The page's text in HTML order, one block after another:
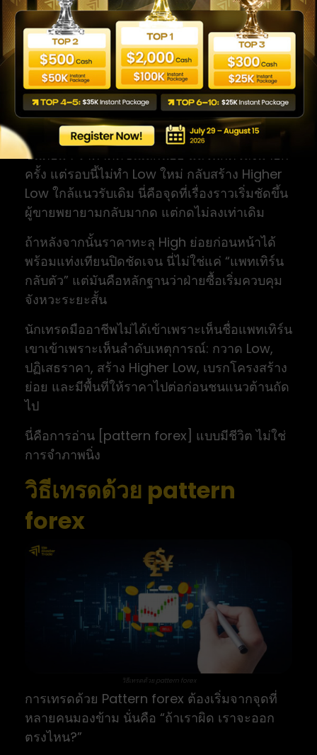
ผู้ขายที่ Sell ตามเบรกเริ่มไม่สบายใจ เพราะราคา
กลับเข้ากรอบเร็วเกินไป
เทรดเดอร์ควรตอบสนองอย่างไร?
ยังไม่จำเป็นต้อง Buy ทันที แต่ควรหยุดคิดเรื่อง
Sell ตามน้ำแบบไม่ดูบริบท และรอดูว่าโครงสร้าง
ย่อยเริ่มเปลี่ยนหรือไม่
ขั้นต่อมา ราคาดีดขึ้นเล็กน้อย แล้วพักตัวลงมาอีก
ครั้ง แต่รอบนี้ไม่ทำ Low ใหม่ กลับสร้าง Higher
Low ใกล้แนวรับเดิม นี่คือจุดที่เรื่องราวเริ่มชัดขึ้น
ผู้ขายพยายามกลับมากด แต่กดไม่ลงเท่าเดิม
ถ้าหลังจากนั้นราคาทะลุ High ย่อยก่อนหน้าได้
พร้อมแท่งเทียนปิดชัดเจน นี่ไม่ใช่แค่ “แพทเทิร์น
กลับตัว” แต่มันคือหลักฐานว่าฝ่ายซื้อเริ่มควบคุม
จังหวะระยะสั้น
นักเทรดมืออาชีพไม่ได้เข้าเพราะเห็นชื่อแพทเทิร์น
เขาเข้าเพราะเห็นลำดับเหตุการณ์: กวาด Low,
ปฏิเสธราคา, สร้าง Higher Low, เบรกโครงสร้าง
ย่อย และมีพื้นที่ให้ราคาไปต่อก่อนชนแนวต้านถัด
ไป
นี่คือการอ่าน [pattern forex] แบบมีชีวิต ไม่ใช่
การจำภาพนิ่ง
วิธีเทรดด้วย pattern
forex
วิธีเทรดด้วย pattern forex
การเทรดด้วย Pattern forex ต้องเริ่มจากจุดที่
หลายคนมองข้าม นั่นคือ “ถ้าเราผิด เราจะออก
ตรงไหน?”